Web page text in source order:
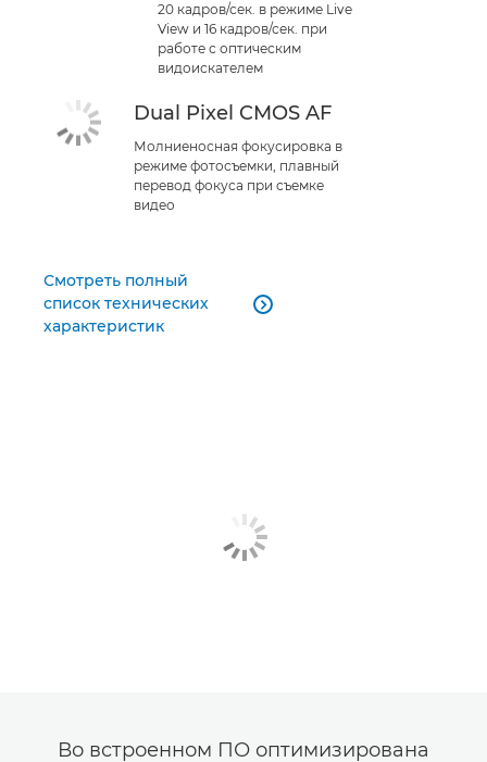
20 кадров/сек. в режиме Live
View и 16 кадров/сек. при
работе с оптическим
видоискателем
Dual Pixel CMOS AF
Молниеносная фокусировка в
режиме фотосъемки, плавный
перевод фокуса при съемке
видео
Смотреть полный
список технических
характеристик

Во встроенном ПО оптимизирована